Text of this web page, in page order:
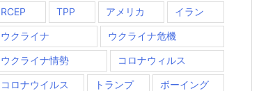
RCEP
TPP アメリカ イラン
ウクライナ ウクライナ危機
ウクライナ情勢 コロナウィルス
コロナウイルス トランプ ボーイング